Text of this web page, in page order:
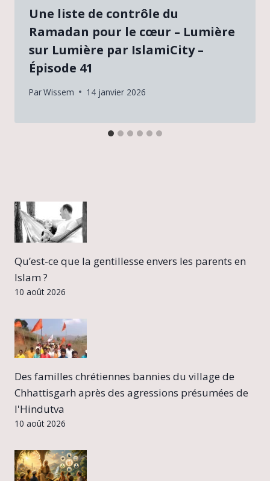
Une liste de contrôle du
Ramadan pour le cœur – Lumière
sur Lumière par IslamiCity –
Épisode 41
ParWissem 14 janvier 2026
Qu’est-ce que la gentillesse envers les parents en
Islam ?
10 août 2026
Des familles chrétiennes bannies du village de
Chhattisgarh après des agressions présumées de
l'Hindutva
10 août 2026